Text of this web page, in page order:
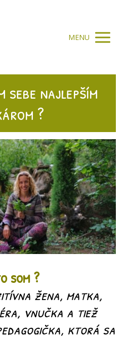
MENU
sebe najlepším
?
som ?
žena, matka,
vnučka a tiež
ktorá sa